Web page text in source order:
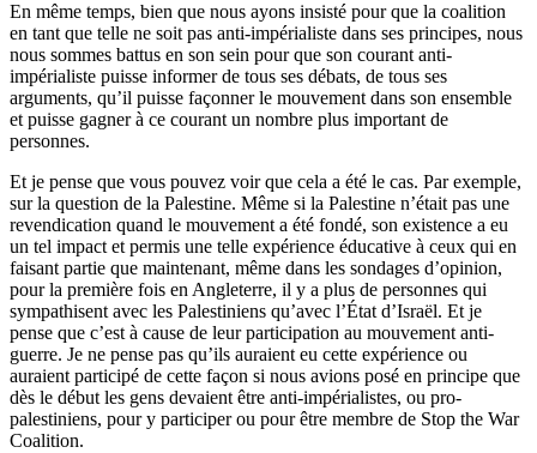
En même temps, bien que nous ayons insisté pour que la coalition
en tant que telle ne soit pas anti-impérialiste dans ses principes, nous
nous sommes battus en son sein pour que son courant anti-
impérialiste puisse informer de tous ses débats, de tous ses
arguments, qu’il puisse façonner le mouvement dans son ensemble
et puisse gagner à ce courant un nombre plus important de
personnes.
Et je pense que vous pouvez voir que cela a été le cas. Par exemple,
sur la question de la Palestine. Même si la Palestine n’était pas une
revendication quand le mouvement a été fondé, son existence a eu
un tel impact et permis une telle expérience éducative à ceux qui en
faisant partie que maintenant, même dans les sondages d’opinion,
pour la première fois en Angleterre, il y a plus de personnes qui
sympathisent avec les Palestiniens qu’avec l’État d’Israël. Et je
pense que c’est à cause de leur participation au mouvement anti-
guerre. Je ne pense pas qu’ils auraient eu cette expérience ou
auraient participé de cette façon si nous avions posé en principe que
dès le début les gens devaient être anti-impérialistes, ou pro-
palestiniens, pour y participer ou pour être membre de Stop the War
Coalition.